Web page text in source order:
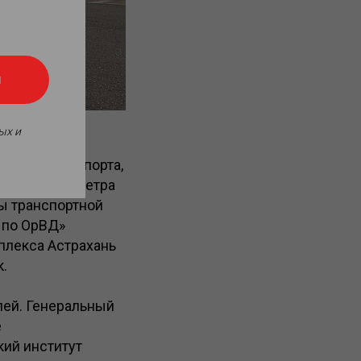
аэропорта,
ОТБ) периметра
транспортной
по ОрВД»
Астрахань
Генеральный
институт
и